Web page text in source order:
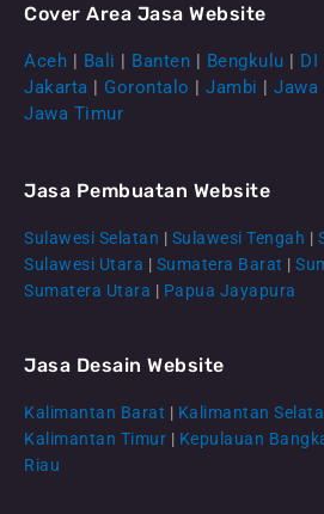
CS
Cover Area Jasa Website
Aceh | Bali | Banten | Bengkulu | DI
Jakarta | Gorontalo | Jambi | Jawa
Jawa Timur
Jasa Pembuatan Website
Sulawesi Selatan | Sulawesi Tengah |
Sulawesi Utara | Sumatera Barat |
Sumatera Utara | Papua Jayapura
Jasa Desain Website
Kalimantan Barat | Kalimantan
Kalimantan Timur | Kepulauan
Riau